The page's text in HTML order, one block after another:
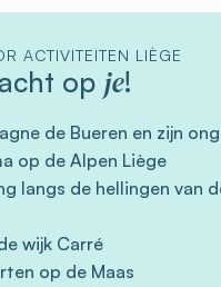
ACTIVITEITEN LIÈGE
op je!
de Bueren en zijn
op de Alpen Liège
langs de hellingen van
wijk Carré
op de Maas